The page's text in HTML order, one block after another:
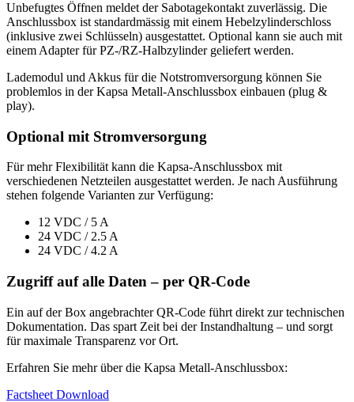
Unbefugtes Öffnen meldet der Sabotagekontakt zuverlässig. Die
Anschlussbox ist standardmässig mit einem Hebelzylinderschloss
(inklusive zwei Schlüsseln) ausgestattet. Optional kann sie auch mit
einem Adapter für PZ-/RZ-Halbzylinder geliefert werden.
Lademodul und Akkus für die Notstromversorgung können Sie
problemlos in der Kapsa Metall-Anschlussbox einbauen (plug &
play).
Optional mit Stromversorgung
Für mehr Flexibilität kann die Kapsa-Anschlussbox mit
verschiedenen Netzteilen ausgestattet werden. Je nach Ausführung
stehen folgende Varianten zur Verfügung:
12 VDC / 5 A
24 VDC / 2.5 A
24 VDC / 4.2 A
Zugriff auf alle Daten – per QR-Code
Ein auf der Box angebrachter QR-Code führt direkt zur technischen
Dokumentation. Das spart Zeit bei der Instandhaltung – und sorgt
für maximale Transparenz vor Ort.
Erfahren Sie mehr über die Kapsa Metall-Anschlussbox:
Factsheet Download